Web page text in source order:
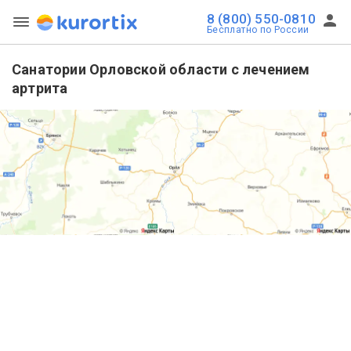
8 (800) 550-0810
Бесплатно по России
Санатории Орловской области с лечением
артрита